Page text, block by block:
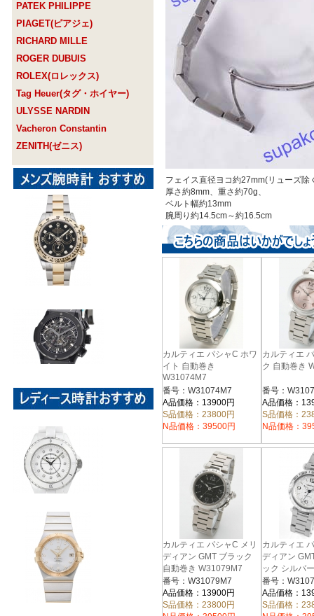
PATEK PHILIPPE
PIAGET(ピアジェ)
RICHARD MILLE
ROGER DUBUIS
ROLEX(ロレックス)
Tag Heuer(タグ・ホイヤー)
ULYSSE NARDIN
Vacheron Constantin
ZENITH(ゼニス)
フェイス直径ヨコ約27mm(リューズ除
厚さ約8mm、重さ約70g、
ベルト幅約13mm
腕周り約14.5cm～約16.5cm
カルティエ パシャC ホワ
イト 自動巻き
W31074M7
番号：W31074M7
A品価格：13900円
S品価格：23800円
N品価格：39500円
カルティエ
ク 自動巻き
番号：
A品価格：
S品価格：
N品価格：
カルティエ パシャC メリ
ディアン GMT ブラック
自動巻き W31079M7
番号：W31079M7
A品価格：13900円
S品価格：23800円
カルティエ
ディアン
ック シルバ
W31078M7
番号：
A品価格：
S品価格：